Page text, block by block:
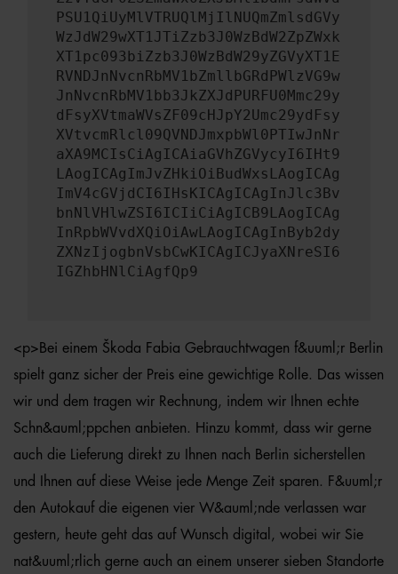
PSU1QiUyMlVTRUQlMjIlNUQmZmlsdGVy
WzJdW29wXT1JTiZzb3J0WzBdW2ZpZWxk
XT1pc093biZzb3J0WzBdW29yZGVyXT1E
RVNDJnNvcnRbMV1bZmllbGRdPWlzVG9w
JnNvcnRbMV1bb3JkZXJdPURFU0Mmc29y
dFsyXVtmaWVsZF09cHJpY2Umc29ydFsy
XVtvcmRlcl09QVNDJmxpbWl0PTIwJnNr
aXA9MCIsCiAgICAiaGVhZGVycyI6IHt9
LAogICAgImJvZHkiOiBudWxsLAogICAg
ImV4cGVjdCI6IHsKICAgICAgInJlc3Bv
bnNlVHlwZSI6ICIiCiAgICB9LAogICAg
InRpbWVvdXQiOiAwLAogICAgInByb2dy
ZXNzIjogbnVsbCwKICAgICJyaXNreSI6
IGZhbHNlCiAgfQp9
<p>Bei einem Škoda Fabia Gebrauchtwagen f&uuml;r Berlin
spielt ganz sicher der Preis eine gewichtige Rolle. Das wissen
wir und dem tragen wir Rechnung, indem wir Ihnen echte
Schn&auml;ppchen anbieten. Hinzu kommt, dass wir gerne
auch die Lieferung direkt zu Ihnen nach Berlin sicherstellen
und Ihnen auf diese Weise jede Menge Zeit sparen. F&uuml;r
den Autokauf die eigenen vier W&auml;nde verlassen war
gestern, heute geht das auf Wunsch digital, wobei wir Sie
nat&uuml;rlich gerne auch an einem unserer sieben Standorte